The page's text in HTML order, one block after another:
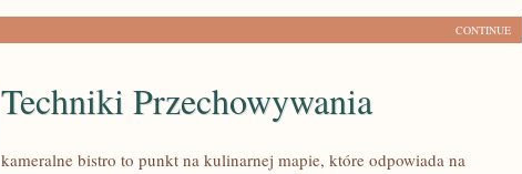
CONTINUE
Techniki Przechowywania
kameralne bistro to punkt na kulinarnej mapie, które odpowiada na